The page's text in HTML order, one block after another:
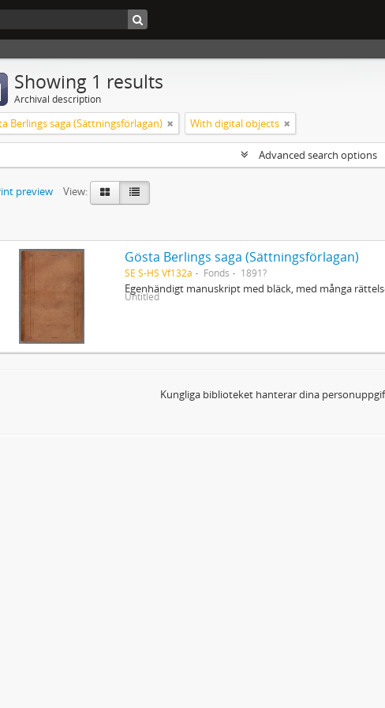
Showing 1 results
Archival description
Berlings saga (Sättningsförlagan) With digital objects
Advanced search options
preview
View:
Gösta Berlings saga (Sättningsförlagan)
SE S-HS Vf132a Fonds 1891?
Egenhändigt manuskript med bläck, med många
Untitled
Kungliga biblioteket hanterar dina